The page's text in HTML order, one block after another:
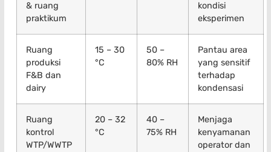
& ruang
praktikum
kondisi
eksperimen
Ruang
produksi
F&B dan
dairy
15 – 30
°C
50 –
80% RH
Pantau area
yang sensitif
terhadap
kondensasi
Ruang
kontrol
WTP/WWTP
20 – 32
°C
40 –
75% RH
Menjaga
kenyamanan
operator dan